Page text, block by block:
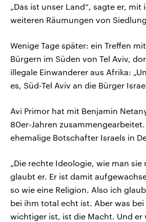
„Das ist unser Land“, sagte er, mit
weiteren Räumungen von
Wenige Tage später: ein Treffen
Bürgern im Süden von Tel Aviv,
illegale Einwanderer aus Afrika:
es, Süd-Tel Aviv an die Bürger
Avi Primor hat mit Benjamin
80er-Jahren
ehemalige Botschafter Israels in
„Die rechte Ideologie, wie man sie
glaubt er. Er ist damit
so wie eine Religion. Also ich
bei ihm total echt ist. Aber was
wichtiger ist, ist die Macht. Und er